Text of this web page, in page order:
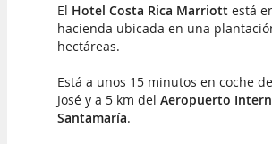
El Hotel Costa Rica Marriott está
hacienda ubicada en una
hectáreas.
Está a unos 15 minutos en coche
José y a 5 km del Aeropuerto
Santamaría.